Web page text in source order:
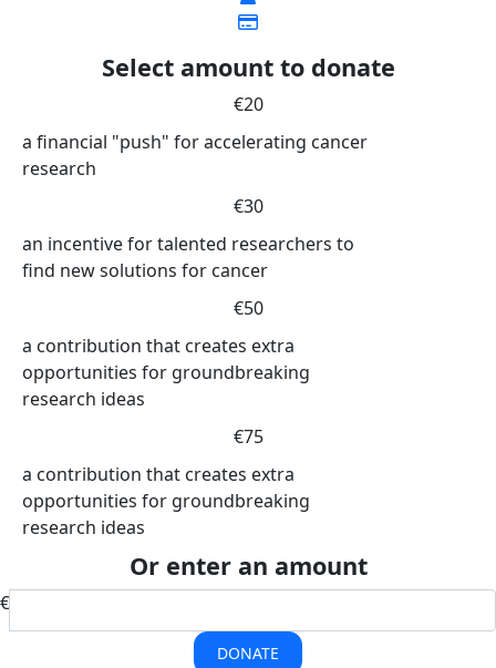
Select amount to donate
€20
a financial "push" for accelerating cancer
research
€30
an incentive for talented researchers to
find new solutions for cancer
€50
a contribution that creates extra
opportunities for groundbreaking
research ideas
€75
a contribution that creates extra
opportunities for groundbreaking
research ideas
Or enter an amount
€
DONATE